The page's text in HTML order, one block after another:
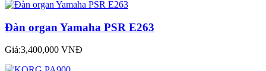
Đàn organ Yamaha PSR E263
Giá:3,400,000 VNĐ